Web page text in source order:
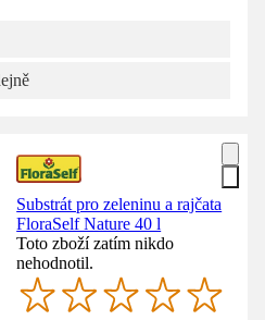
Substrát pro zeleninu a rajčata
FloraSelf Nature 40 l
Toto zboží zatím nikdo
nehodnotil.